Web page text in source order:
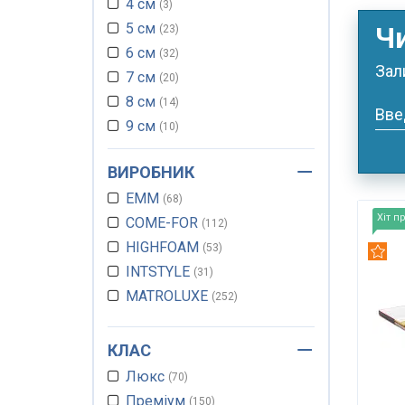
Хіт
Поролон ППУ HL4065
Поролон ППУ ST3542
Латекс натуральний
4 см 3
5 см 23
6 см 32
7 см 20
8 см 14
9 см 10
10 см 4
11 см 6
12 см 4
13 см 5
14 см 7
15 см 15
16 см 16
18 см
19 см 36
20 см
ВИРОБНИК
EMM 68
COME-FOR 112
HIGHFOAM 53
INTSTYLE 31
MATROLUXE 252
КЛАС
Люкс 70
Преміум 150